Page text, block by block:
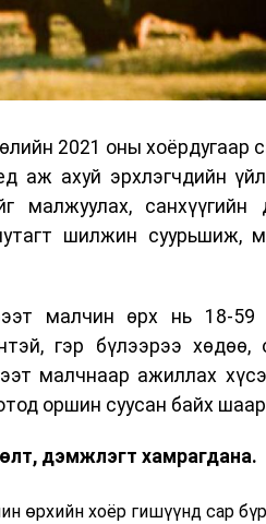
2021 оны хоёрдугаар
аж ахуй эрхлэгчдийн
малжуулах,
шилжин суурьшиж,
малчин өрх нь 18-59
гэр бүлээрээ
малчнаар ажиллах
оршин суусан байх
дэмжлэгт хамрагдана.
өрхийн хоёр гишүүнд сар